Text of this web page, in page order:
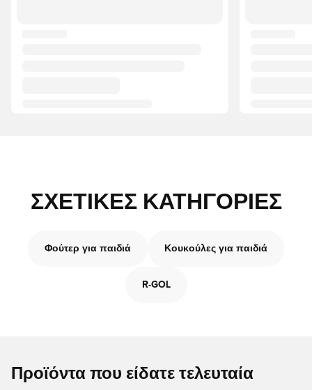
ΣΧΕΤΙΚΈΣ ΚΑΤΗΓΟΡΊΕΣ
Φούτερ για παιδιά Κουκούλες για παιδιά
R-GOL
Προϊόντα που είδατε τελευταία